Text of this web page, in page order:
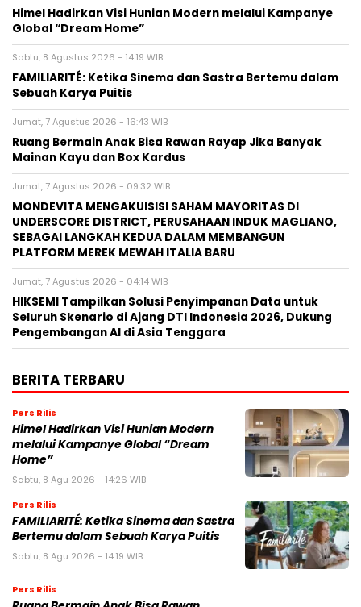
Himel Hadirkan Visi Hunian Modern melalui Kampanye
Global “Dream Home”
Sabtu, 8 Agustus 2026 - 14:19 WIB
FAMILIARITÉ: Ketika Sinema dan Sastra Bertemu dalam
Sebuah Karya Puitis
Jumat, 7 Agustus 2026 - 16:43 WIB
Ruang Bermain Anak Bisa Rawan Rayap Jika Banyak
Mainan Kayu dan Box Kardus
Jumat, 7 Agustus 2026 - 09:32 WIB
MONDEVITA MENGAKUISISI SAHAM MAYORITAS DI
UNDERSCORE DISTRICT, PERUSAHAAN INDUK MAGLIANO,
SEBAGAI LANGKAH KEDUA DALAM MEMBANGUN
PLATFORM MEREK MEWAH ITALIA BARU
Jumat, 7 Agustus 2026 - 04:14 WIB
HIKSEMI Tampilkan Solusi Penyimpanan Data untuk
Seluruh Skenario di Ajang DTI Indonesia 2026, Dukung
Pengembangan AI di Asia Tenggara
BERITA TERBARU
Pers Rilis
Himel Hadirkan Visi Hunian Modern
melalui Kampanye Global “Dream
Home”
Sabtu, 8 Agu 2026 - 14:26 WIB
Pers Rilis
FAMILIARITÉ: Ketika Sinema dan Sastra
Bertemu dalam Sebuah Karya Puitis
Sabtu, 8 Agu 2026 - 14:19 WIB
Pers Rilis